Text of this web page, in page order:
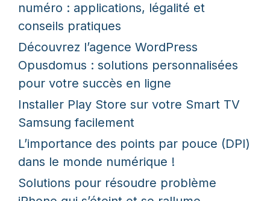
numéro : applications, légalité et
conseils pratiques
Découvrez l’agence WordPress
Opusdomus : solutions personnalisées
pour votre succès en ligne
Installer Play Store sur votre Smart TV
Samsung facilement
L’importance des points par pouce (DPI)
dans le monde numérique !
Solutions pour résoudre problème